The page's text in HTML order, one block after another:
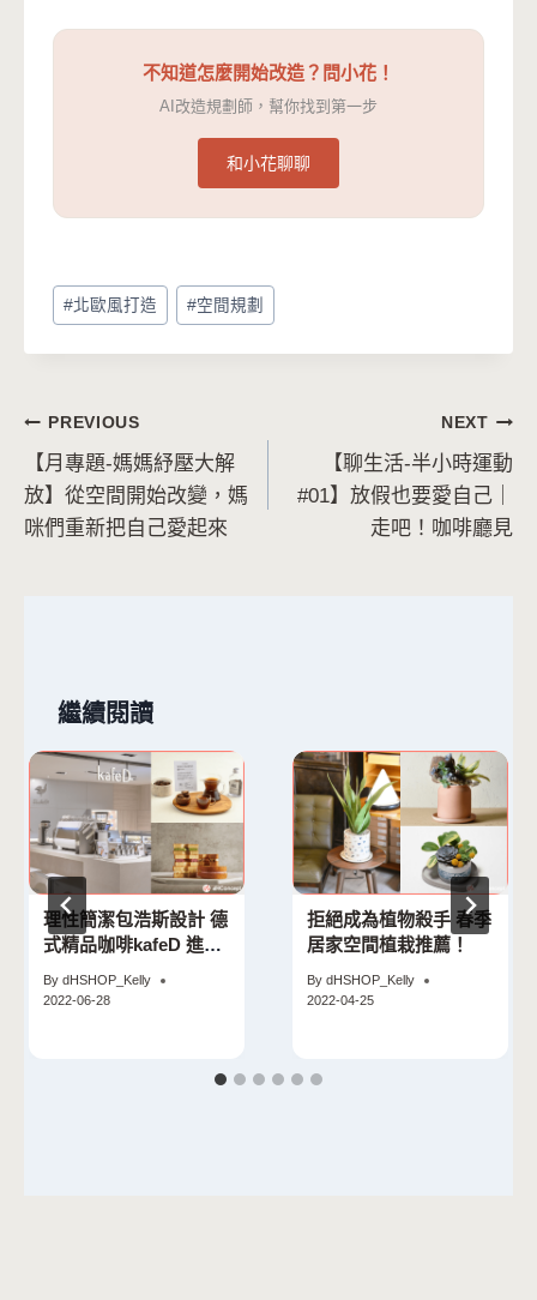
不知道怎麼開始改造？問小花！
AI改造規劃師，幫你找到第一步
和小花聊聊
Post
Tags:
#北歐風打造 #空間規劃
文
章
導
PREVIOUS
【月專題-媽媽紓壓大解
放】從空間開始改變，媽
咪們重新把自己愛起來
NEXT
【聊生活-半小時運動
#01】放假也要愛自己｜
走吧！咖啡廳見
繼續閱讀
理性簡潔包浩斯設計 德
式精品咖啡kafeD 進駐
By dHSHOP_Kelly
2022-06-28
拒絕成為植物殺手 春季
居家空間植栽推薦！
By dHSHOP_Kelly
2022-04-25